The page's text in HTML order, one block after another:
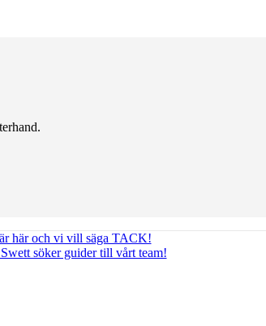
här och vi vill säga TACK!
söker guider till vårt team!